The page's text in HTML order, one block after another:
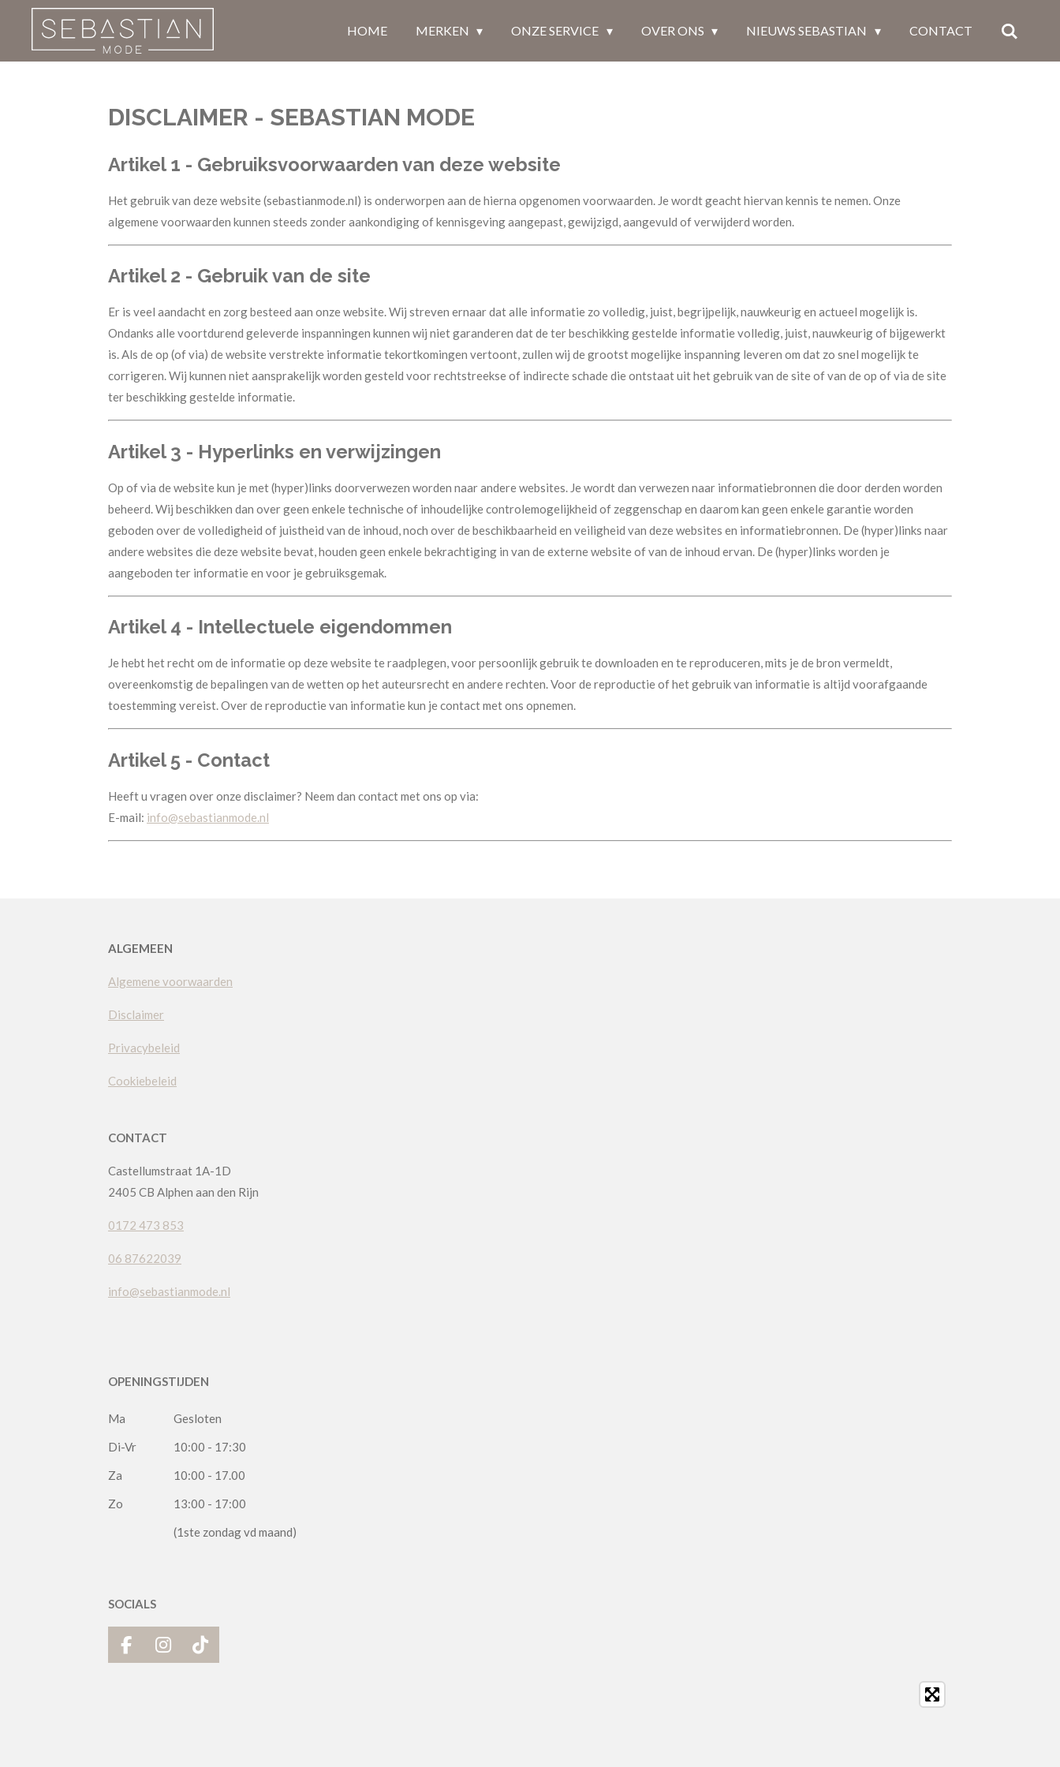
naar
HOME MERKEN ONZE SERVICE OVER ONS NIEUWS SEBASTIAN CONTACT
DISCLAIMER - SEBASTIAN MODE
Artikel 1 - Gebruiksvoorwaarden van deze website
Het gebruik van deze website (sebastianmode.nl) is onderworpen aan de hierna opgenomen voorwaarden. Je wordt geacht hiervan kennis te nemen. Onze
algemene voorwaarden kunnen steeds zonder aankondiging of kennisgeving aangepast, gewijzigd, aangevuld of verwijderd worden.
Artikel 2 - Gebruik van de site
Er is veel aandacht en zorg besteed aan onze website. Wij streven ernaar dat alle informatie zo volledig, juist, begrijpelijk, nauwkeurig en actueel mogelijk is.
Ondanks alle voortdurend geleverde inspanningen kunnen wij niet garanderen dat de ter beschikking gestelde informatie volledig, juist, nauwkeurig of bijgewerkt
is. Als de op (of via) de website verstrekte informatie tekortkomingen vertoont, zullen wij de grootst mogelijke inspanning leveren om dat zo snel mogelijk te
corrigeren. Wij kunnen niet aansprakelijk worden gesteld voor rechtstreekse of indirecte schade die ontstaat uit het gebruik van de site of van de op of via de site
ter beschikking gestelde informatie.
Artikel 3 - Hyperlinks en verwijzingen
Op of via de website kun je met (hyper)links doorverwezen worden naar andere websites. Je wordt dan verwezen naar informatiebronnen die door derden worden
beheerd. Wij beschikken dan over geen enkele technische of inhoudelijke controlemogelijkheid of zeggenschap en daarom kan geen enkele garantie worden
geboden over de volledigheid of juistheid van de inhoud, noch over de beschikbaarheid en veiligheid van deze websites en informatiebronnen. De (hyper)links naar
andere websites die deze website bevat, houden geen enkele bekrachtiging in van de externe website of van de inhoud ervan. De (hyper)links worden je
aangeboden ter informatie en voor je gebruiksgemak.
Artikel 4 - Intellectuele eigendommen
Je hebt het recht om de informatie op deze website te raadplegen, voor persoonlijk gebruik te downloaden en te reproduceren, mits je de bron vermeldt,
overeenkomstig de bepalingen van de wetten op het auteursrecht en andere rechten. Voor de reproductie of het gebruik van informatie is altijd voorafgaande
toestemming vereist. Over de reproductie van informatie kun je contact met ons opnemen.
Artikel 5 - Contact
Heeft u vragen over onze disclaimer? Neem dan contact met ons op via:
E-mail: info@sebastianmode.nl
ALGEMEEN
Algemene voorwaarden
Disclaimer
Privacybeleid
Cookiebeleid
CONTACT
Castellumstraat 1A-1D
2405 CB Alphen aan den Rijn
0172 473 853
06 87622039
info@sebastianmode.nl
OPENINGSTIJDEN
Ma
Gesloten
Di-Vr
10:00 - 17:30
Za
10:00 - 17.00
Zo
13:00 - 17:00
(1ste zondag vd maand)
SOCIALS
F
a
I
n
T
i